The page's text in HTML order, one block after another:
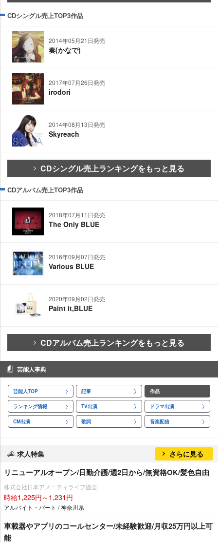
CDシングル売上TOP3作品
2014年05月21日発売
奏(かなで)
2017年07月26日発売
irodori
2014年08月13日発売
Skyreach
CDシングル売上ランキングをもっと見る
CDアルバム売上TOP3作品
2018年07月11日発売
The Only BLUE
2016年09月07日発売
Various BLUE
2020年09月02日発売
Paint it,BLUE
CDアルバム売上ランキングをもっと見る
芸能人事典
芸能人TOP 記事 作品
ランキング情報 TV出演 ドラマ出演
CM出演 歌詞 音楽配信
求人特集 さらに見る
リニューアルオープン/日勤介護/週2日から/無資格OK/髪色自由
株式会社日本アメニティライフ協会
時給1,225円～1,231円
アルバイト・パート / 神奈川県
車載器やアプリのコールセンター/未経験歓迎/月収25万円以上可
能